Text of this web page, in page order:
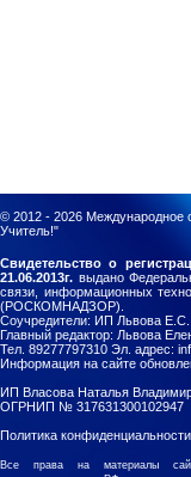
© 2012 - 2026 Международное
Учитель!"
Свидетельство о
21.06.2013г. выдано
связи, информационных
(РОСКОМНАДЗОР).
Соучредители: ИП Львова
Главный редактор: Львова
Тел. 89277797310 Эл. адрес:
Информация на сайте
ИП Власова Наталья
ОГРНИП № 317631300102947
Политика конфиденциальности
Все права на материалы